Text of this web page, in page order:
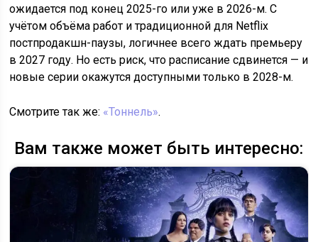
ожидается под конец 2025-го или уже в 2026-м. С
учётом объёма работ и традиционной для Netflix
постпродакшн-паузы, логичнее всего ждать премьеру
в 2027 году. Но есть риск, что расписание сдвинется — и
новые серии окажутся доступными только в 2028-м.
Смотрите так же: «Тоннель».
Вам также может быть интересно: